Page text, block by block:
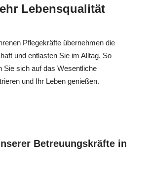
Lebensqualität
Pflegekräfte übernehmen die
und entlasten Sie im Alltag. So
Sie sich auf das Wesentliche
und Ihr Leben genießen.
Betreuungskräfte in